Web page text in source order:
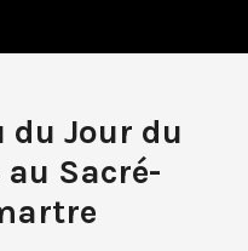
du Jour du
Sacré-